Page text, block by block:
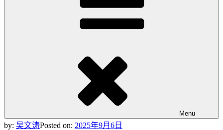
Menu
by: 吴文涛Posted on: 2025年9月6日